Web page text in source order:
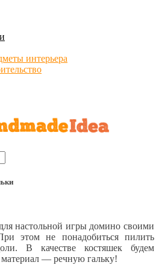
интерьера
настольной игры домино своими
этом не понадобиться пилить
В качестве костяшек будем
— речную гальку!